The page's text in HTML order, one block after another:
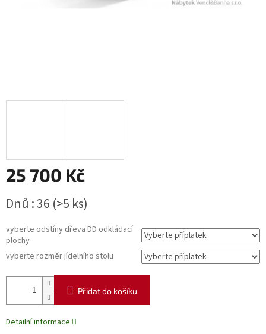
25 700 Kč
cena:
Dnů : 36 (>5 ks)
vyberte odstíny dřeva DD odkládací
plochy
vyberte rozměr jídelního stolu
Přidat do košíku
Detailní informace